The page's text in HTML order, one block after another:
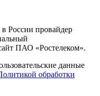
России провайдер
ПАО «Ростелеком».
данные
обработки